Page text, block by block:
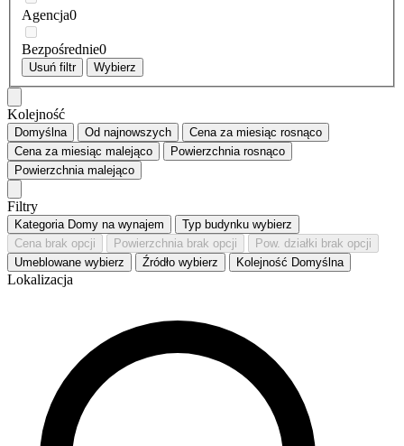
Agencja0
Bezpośrednie0
Usuń filtr Wybierz
Kolejność
Domyślna Od najnowszych Cena za miesiąc rosnąco
Cena za miesiąc malejąco Powierzchniarosnąco
Powierzchniamalejąco
Filtry
Kategoria Domy na wynajem Typ budynku wybierz
Cena brak opcji Powierzchnia brak opcji Pow. działki brak opcji
Umeblowane wybierz Źródło wybierz Kolejność Domyślna
Lokalizacja